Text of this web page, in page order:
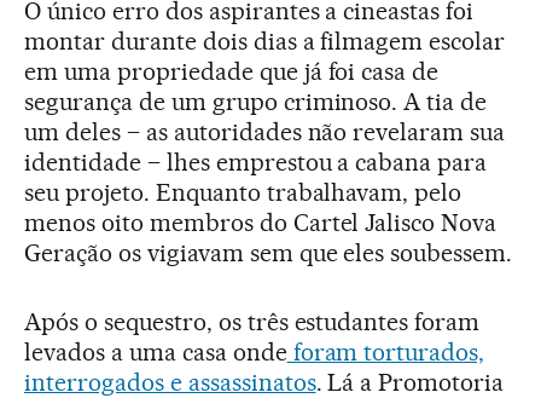
O único erro dos aspirantes a cineastas foi
montar durante dois dias a filmagem escolar
em uma propriedade que já foi casa de
segurança de um grupo criminoso. A tia de
um deles – as autoridades não revelaram sua
identidade – lhes emprestou a cabana para
seu projeto. Enquanto trabalhavam, pelo
menos oito membros do Cartel Jalisco Nova
Geração os vigiavam sem que eles soubessem.
Após o sequestro, os três estudantes foram
levados a uma casa ondeforam torturados,
interrogados e assassinatos. Lá a Promotoria